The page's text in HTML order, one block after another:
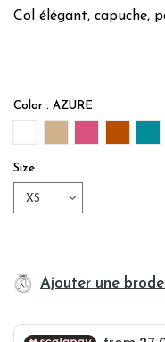
Col élégant, capuche,
Color : AZURE
Size
Ajouter une